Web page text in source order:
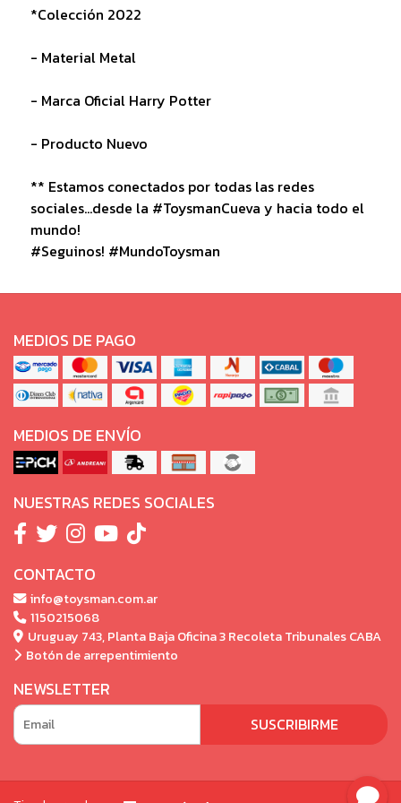
*Colección 2022
- Material Metal
- Marca Oficial Harry Potter
- Producto Nuevo
** Estamos conectados por todas las redes
sociales...desde la #ToysmanCueva y hacia todo el
mundo!
#Seguinos! #MundoToysman
MEDIOS DE PAGO
MEDIOS DE ENVÍO
NUESTRAS REDES SOCIALES
CONTACTO
info@toysman.com.ar
1150215068
Uruguay 743, Planta Baja Oficina 3 Recoleta Tribunales CABA
Botón de arrepentimiento
NEWSLETTER
SUSCRIBIRME